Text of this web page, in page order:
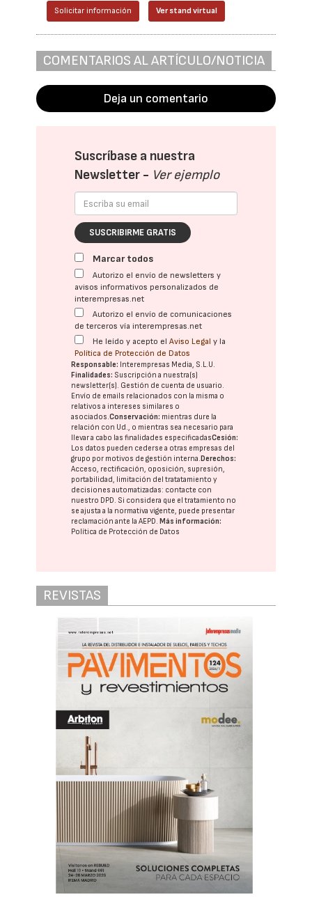
Solicitar información Ver stand virtual
COMENTARIOS AL ARTÍCULO/NOTICIA
Deja un comentario
Suscríbase a nuestra
Newsletter - Ver ejemplo
SUSCRIBIRME GRATIS
Marcar todos
Autorizo el envío de newsletters y
avisos informativos personalizados de
interempresas.net
Autorizo el envío de comunicaciones
de terceros vía interempresas.net
He leído y acepto elAviso Legal y la
Política de Protección de Datos
Responsable: Interempresas Media, S.L.U.
Finalidades: Suscripción a nuestra(s)
newsletter(s). Gestión de cuenta de usuario.
Envío de emails relacionados con la misma o
relativos a intereses similares o
asociados.Conservación: mientras dure la
relación con Ud., o mientras sea necesario para
llevar a cabo las finalidades especificadasCesión:
Los datos pueden cederse a otras empresas del
grupo por motivos de gestión interna. Derechos:
Acceso, rectificación, oposición, supresión,
portabilidad, limitación del tratatamiento y
decisiones automatizadas: contacte con
nuestro DPD. Si considera que el tratamiento no
se ajusta a la normativa vigente, puede presentar
reclamación ante laAEPD. Más información:
Política de Protección de Datos
REVISTAS